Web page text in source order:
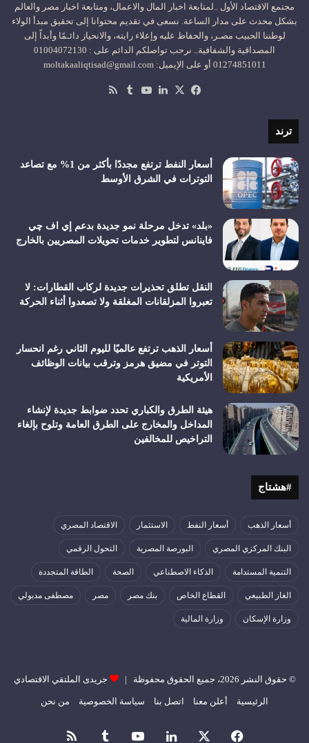
مجتمع الاقتصاد الأول ..لمتابعة اخبار المال والاعمال، ومتابعة اخبار مصر والعالم
بشكل محدث على مدار الساعة. نسعى في تقديم محتوانا إلى تحقيق مبدأ الولاء
لوطننا الحبيب مصـر، والحفاظ عليه وإعلاء رايته، والانحياز دائـمًا وأبداً إلى
المصداقية والشفافية.. نرحب تواصلكم الدائم على : 01004072130
01274851011 أو على الإيميل: moltakaaliqtisad@gmail.com
فيسبوك
‫X لينكدإن‫YouTube
ترند
أسعار النفط ترتفع مجددًا بأكثر من 1% مع تصاعد
التوترات في الشرق الأوسط
«بلد» تدخل مرحلة نمو جديدة بدعم إي اف چي
فاينانس لتطوير خدمات تحويلات المصريين بالخارج
النقل تطلق تحذيرات جديدة لركاب القطارات: لا
تعبروا المزلقانات المغلقة ولا تصعدوا أثناء الحركة
أسعار الذهب ترتفع عالميًا لليوم الثاني رغم انحسار
التوتر في مضيق هرمز وترقب بيانات الوظائف
الأمريكية
هيئة الطرق والكباري تحدد ضوابط جديدة لإنشاء
المداخل والمخارج على الطرق العامة وتلوح بإلغاء
التراخيص للمخالفين
#هشتاج
أسعار الذهب أسعار النفط الاستثمار الاقتصاد المصري
البنك المركزي المصري البورصة المصرية التحول الرقمي
التنمية المستدامة الذكاء الاصطناعي الصحة الطاقة المتجددة
الغاز الطبيعي القطاع الخاص بنك مصر مصر مصطفى مدبولي
وزارة الإسكان وزارة المالية
© حقوق النشر 2026، جميع الحقوق محفوظة | جريدى الملتقي الاقتصادي
الرئيسية أعلن معنا اتصل بنا سياسة الخصوصية من نحن
فيسبوك لينكدإن ‫YouTube